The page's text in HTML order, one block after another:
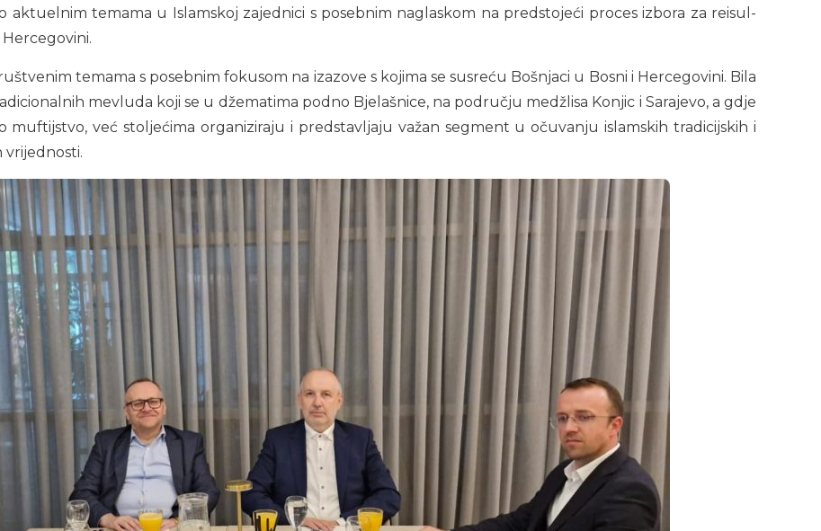
aktuelnim temama u Islamskoj zajednici s posebnim naglaskom na predstojeći proces izbora za reisul-
temama s posebnim fokusom na izazove s kojima se susreću Bošnjaci u Bosni i Hercegovini. Bila
mevluda koji se u džematima podno Bjelašnice, na području medžlisa Konjic i Sarajevo, a gdje
muftijstvo, već stoljećima organiziraju i predstavljaju važan segment u očuvanju islamskih tradicijskih i